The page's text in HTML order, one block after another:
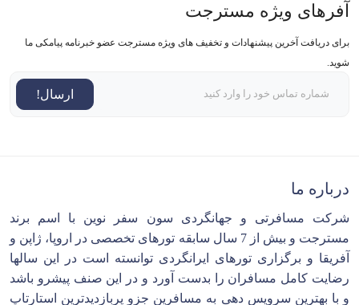
آفرهای ویژه مسترجت
برای دریافت آخرین پیشنهادات و تخفیف های ویژه مسترجت عضو خبرنامه پیامکی ما
شوید.
ارسال!
درباره ما
شرکت مسافرتی و جهانگردی سون سفر نوین با اسم برند
مسترجت و بیش از 7 سال سابقه تورهای تخصصی در اروپا، ژاپن و
آفریقا و برگزاری تورهای ایرانگردی توانسته است در این سالها
رضایت کامل مسافران را بدست آورد و در این صنف پیشرو باشد
و با بهترین سرویس دهی به مسافرین جزو پربازدیدترین استارتاپ